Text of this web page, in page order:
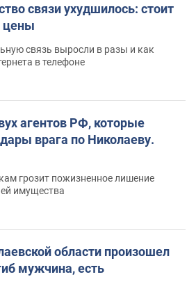
связи ухудшилось: стоит
цены
связь выросли в разы и как
в телефоне
агентов РФ, которые
врага по Николаеву.
грозит пожизненное лишение
имущества
области произошел
мужчина, есть